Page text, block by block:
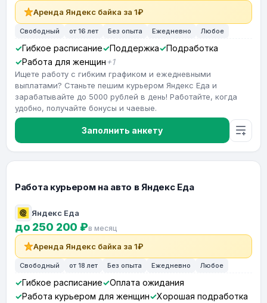
Аренда Яндекс байка за 1₽
Свободный от 16 лет Без опыта Ежедневно Любое
Гибкое расписание Поддержка
Подработка
Работа для женщин +1
Ищете работу с гибким графиком и ежедневными
выплатами? Станьте пешим курьером Яндекс Еда и
зарабатывайте до 5000 рублей в день! Работайте, когда
удобно, получайте бонусы и чаевые.
Заполнить анкету
Работа курьером на авто в Яндекс Еда
Яндекс Еда
до 250 200 ₽в месяц
Аренда Яндекс байка за 1₽
Свободный от 18 лет Без опыта Ежедневно Любое
Гибкое расписание
Оплата ожидания
Работа курьером для женщин
Хорошая подработка